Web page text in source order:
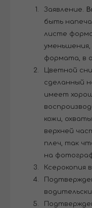
Заявление.
быть
листе
уменьшения,
формата, в
Цветной
сделанный
имеет
кожи,
верхней
плеч, так
на
Ксерокопия